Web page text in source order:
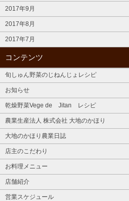
2017年9月
2017年8月
2017年7月
コンテンツ
旬しゅん野菜のじねんじょレシピ
お知らせ
乾燥野菜Vege de Jitan レシピ
農業生産法人 株式会社 大地のかほり
大地のかほり農業日誌
店主のこだわり
お料理メニュー
店舗紹介
営業スケジュール